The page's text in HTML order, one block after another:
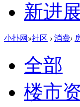
新进
小扑网 »社区 › 消费›
全部
楼市